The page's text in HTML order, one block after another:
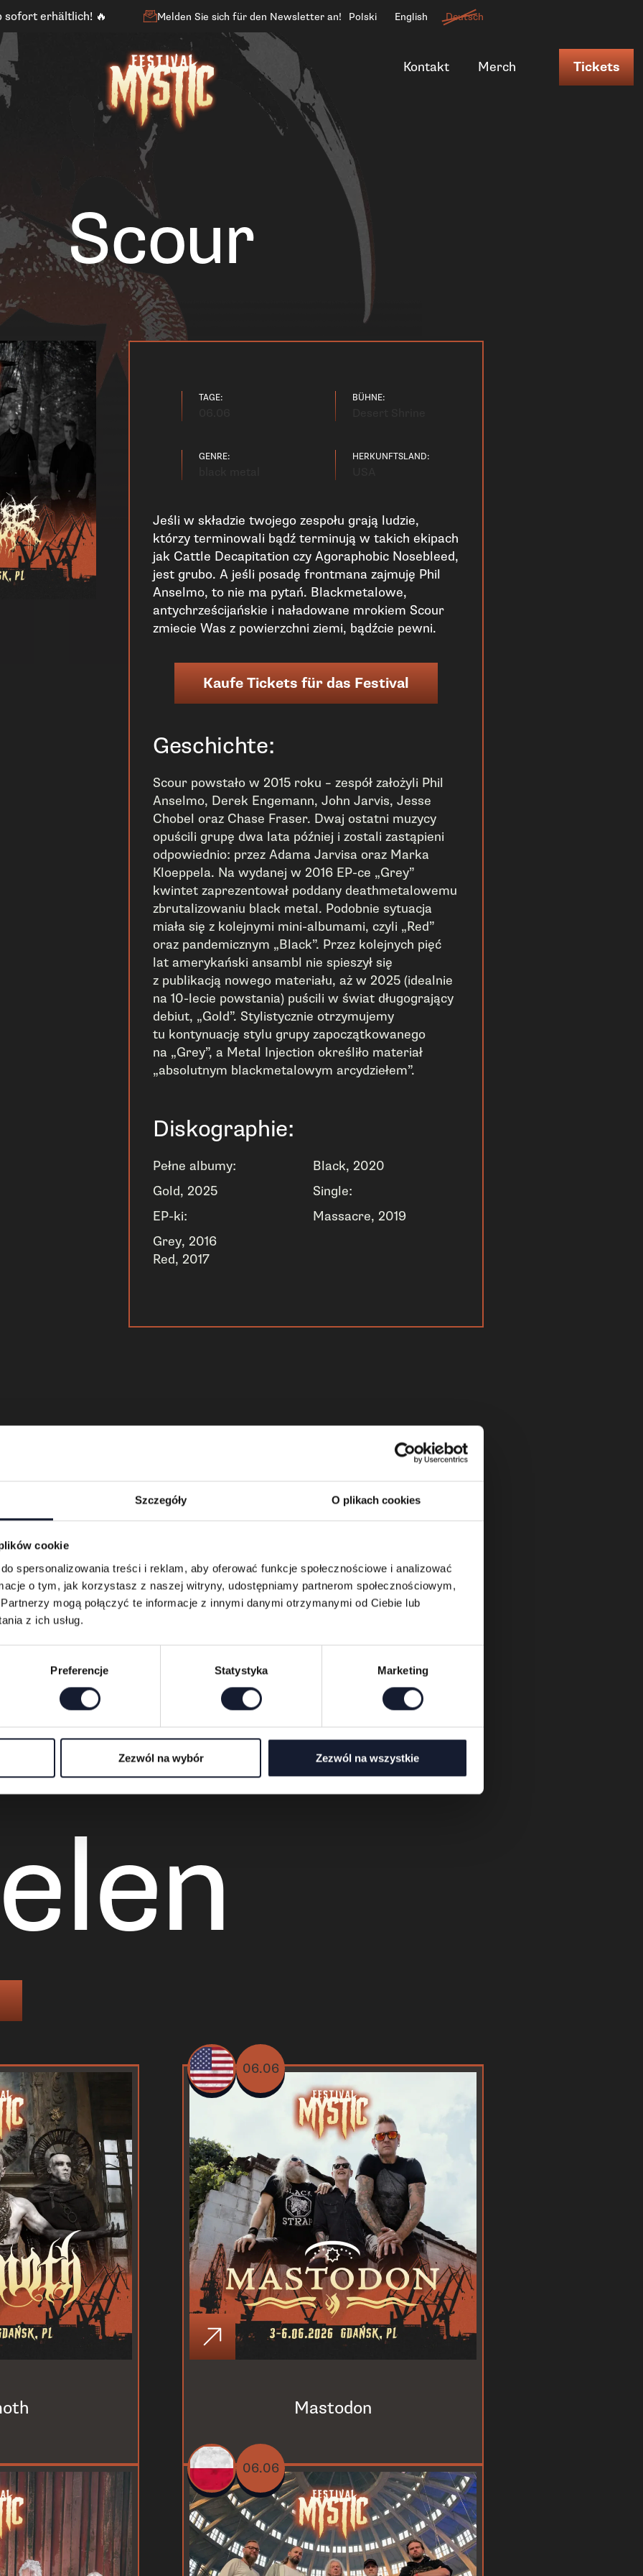
Szczegóły O plikach cookies
cookie
spersonalizowania treści i reklam, aby oferować funkcje społecznościowe i analizować
o tym, jak korzystasz z naszej witryny, udostępniamy partnerom społecznościowym,
mogą połączyć te informacje z innymi danymi otrzymanymi od Ciebie lub
z ich usług.
Preferencje Statystyka Marketing
Zezwól na wybór Zezwól na wszystkie
sofort erhältlich! 🔥 Melden Sie sich für den Newsletter an! Polski English Deutsch
Kontakt Merch Tickets
Scour
TAGE: BÜHNE:
GENRE: HERKUNFTSLAND:
Jeśli w składzie twojego zespołu grają ludzie,
którzy terminowali bądź terminują w takich ekipach
jak Cattle Decapitation czy Agoraphobic Nosebleed,
jest grubo. A jeśli posadę frontmana zajmuję Phil
Anselmo, to nie ma pytań. Blackmetalowe,
antychrześcijańskie i naładowane mrokiem Scour
zmiecie Was z powierzchni ziemi, bądźcie pewni.
Kaufe Tickets für das Festival
Geschichte:
Scour powstało w 2015 roku – zespół założyli Phil
Anselmo, Derek Engemann, John Jarvis, Jesse
Chobel oraz Chase Fraser. Dwaj ostatni muzycy
opuścili grupę dwa lata później i zostali zastąpieni
odpowiednio: przez Adama Jarvisa oraz Marka
Kloeppela. Na wydanej w 2016 EP-ce „Grey”
kwintet zaprezentował poddany deathmetalowemu
zbrutalizowaniu black metal. Podobnie sytuacja
miała się z kolejnymi mini-albumami, czyli „Red”
oraz pandemicznym „Black”. Przez kolejnych pięć
lat amerykański ansambl nie spieszył się
z publikacją nowego materiału, aż w 2025 (idealnie
na 10-lecie powstania) puścili w świat długogrający
debiut, „Gold”. Stylistycznie otrzymujemy
tu kontynuację stylu grupy zapoczątkowanego
na „Grey”, a Metal Injection określiło materiał
„absolutnym blackmetalowym arcydziełem”.
Diskographie:
Pełne albumy:
Gold, 2025
EP-ki:
Grey, 2016
Red, 2017
Black, 2020
Single:
Massacre, 2019
Tag
06.06
Mastodon
06.06